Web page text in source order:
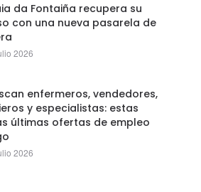
da Fontaiña recupera su
con una nueva pasarela de
2026
enfermeros, vendedores,
y especialistas: estas
últimas ofertas de empleo
2026